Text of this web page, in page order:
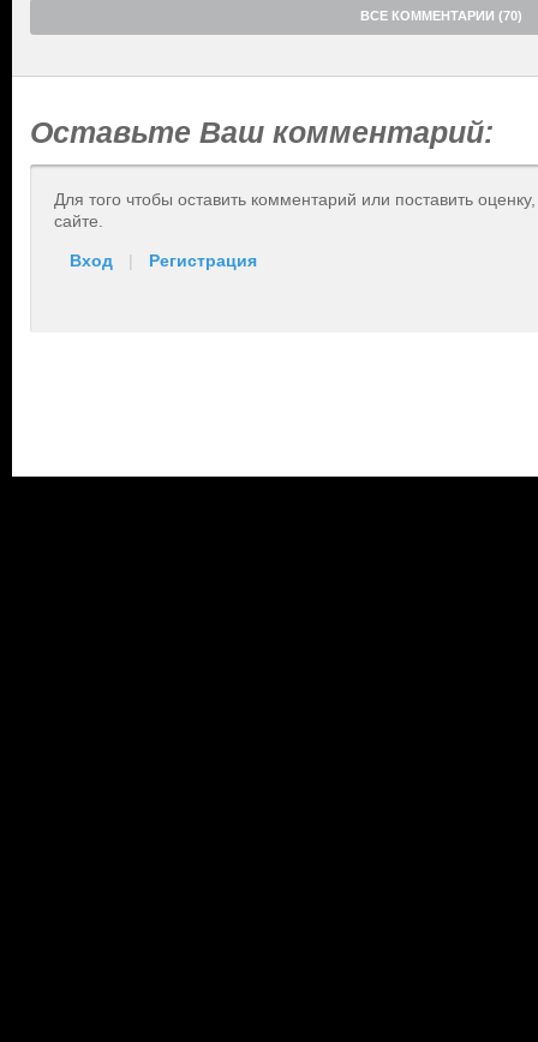
ВСЕ КОММЕНТАРИИ (70)
Оставьте Ваш комментарий:
Для того чтобы оставить комментарий или поставить
сайте.
Вход | Регистрация